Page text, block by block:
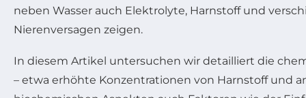
neben Wasser auch Elektrolyte, Harnstoff und
Nierenversagen zeigen.
In diesem Artikel untersuchen wir detailliert die
– etwa erhöhte Konzentrationen von Harnstoff und